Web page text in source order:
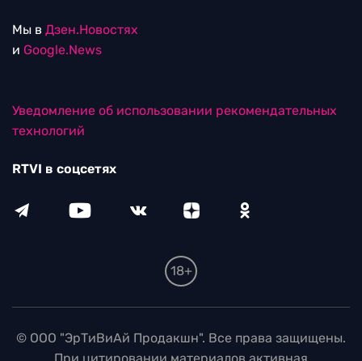
Мы в Дзен.Новостях
и Google.News
Уведомление об использовании рекомендательных
технологий
RTVI в соцсетях
18+
© ООО "ЭрТиВиАй Продакшн". Все права защищены.